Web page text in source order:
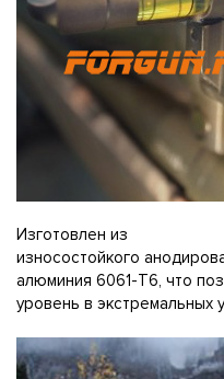
Изготовлен из
износостойкого
алюминия 6061-T6, что
уровень в экстремальных